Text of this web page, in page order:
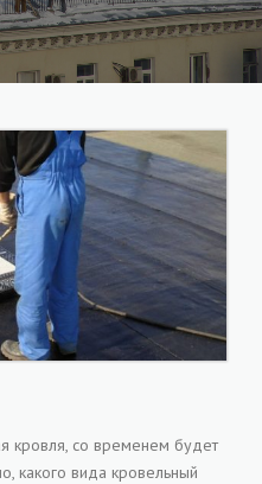
кровля, со временем будет
какого вида кровельный